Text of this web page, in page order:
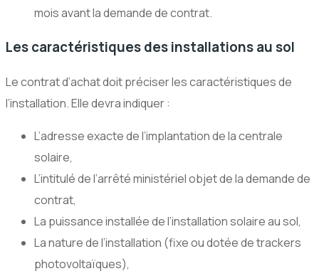
mois avant la demande de contrat.
Les caractéristiques des installations au sol
Le contrat d’achat doit préciser les caractéristiques de
l’installation. Elle devra indiquer :
L’adresse exacte de l’implantation de la centrale
solaire,
L’intitulé de l’arrêté ministériel objet de la demande de
contrat,
La puissance installée de l’installation solaire au sol,
La nature de l’installation (fixe ou dotée de trackers
photovoltaïques),